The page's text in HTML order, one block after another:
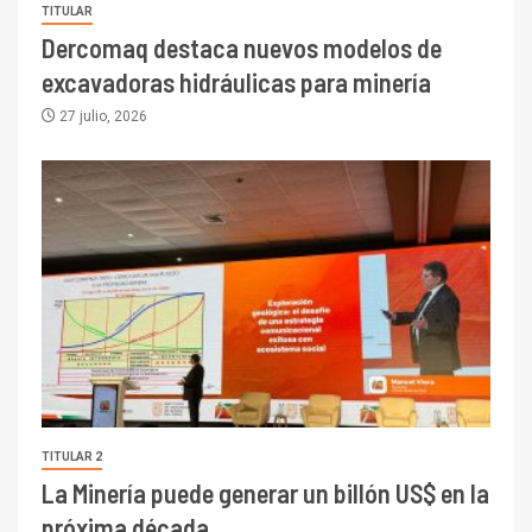
TITULAR
Dercomaq destaca nuevos modelos de
excavadoras hidráulicas para minería
27 julio, 2026
TITULAR 2
La Minería puede generar un billón US$ en la